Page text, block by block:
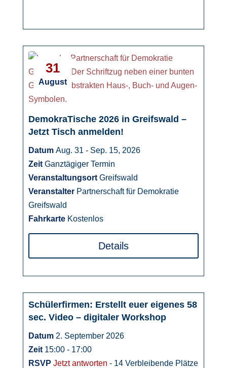
31
August
DemokraTische 2026 in Greifswald –
Jetzt Tisch anmelden!
Datum Aug. 31 - Sep. 15, 2026
Zeit Ganztägiger Termin
Veranstaltungsort Greifswald
Veranstalter Partnerschaft für Demokratie
Greifswald
Fahrkarte Kostenlos
Details
02
Schülerfirmen: Erstellt euer eigenes 58
sec. Video – digitaler Workshop
Datum 2. September 2026
Zeit 15:00 - 17:00
RSVP Jetzt antworten - 14 Verbleibende Plätze